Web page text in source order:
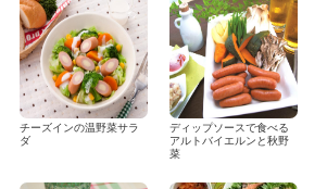
チーズインの温野菜サラ
ダ
ディップソースで食べる
アルトバイエルンと秋野
菜